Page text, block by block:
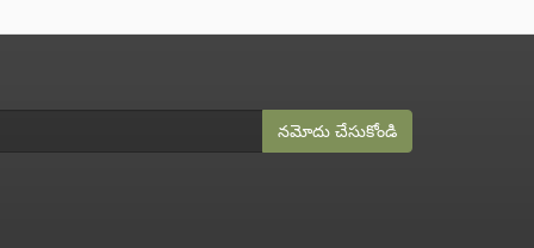
నమోదు చేసుకోండి